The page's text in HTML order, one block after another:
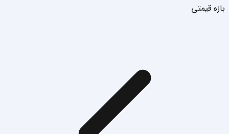
بازه قیمتی